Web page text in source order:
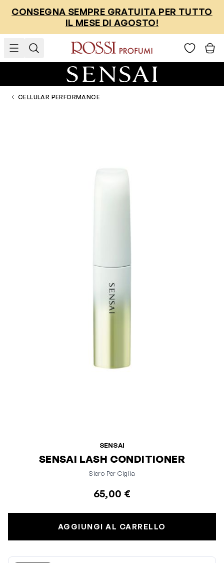
CONSEGNA SEMPRE GRATUITA PER TUTTO
IL MESE DI AGOSTO!
CELLULAR PERFORMANCE
SENSAI
SENSAI LASH CONDITIONER
Siero Per Ciglia
65,00 €
AGGIUNGI AL CARRELLO